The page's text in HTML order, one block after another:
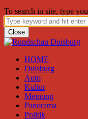
To search in site, type
Close
HOME
Duisburg
Auto
Kultur
Meinung
Panorama
Politik